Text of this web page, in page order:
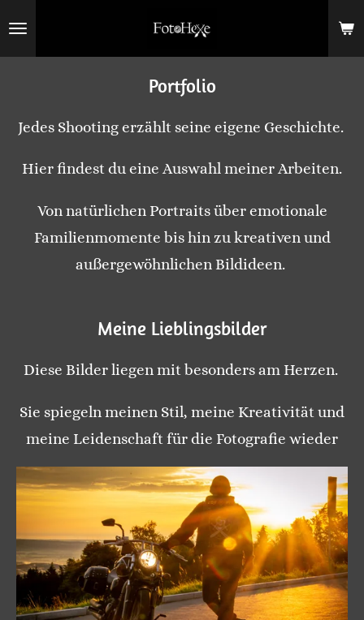
Zum
Portfolio
Jedes Shooting erzählt seine eigene Geschichte.
Hier findest du eine Auswahl meiner Arbeiten.
Von natürlichen Portraits über emotionale
Familienmomente bis hin zu kreativen und
außergewöhnlichen Bildideen.
Meine Lieblingsbilder
Diese Bilder liegen mit besonders am Herzen.
Sie spiegeln meinen Stil, meine Kreativität und
meine Leidenschaft für die Fotografie wieder